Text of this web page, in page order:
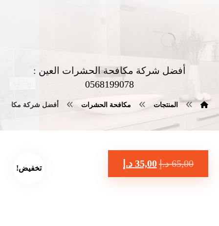
أفضل شركة مكافحة الحشرات العين :
0568199078
المنتجات مكافحة الحشرات أفضل شركة مكافحة
تخفيض! 65,00 د.إ 35,00 د.إ